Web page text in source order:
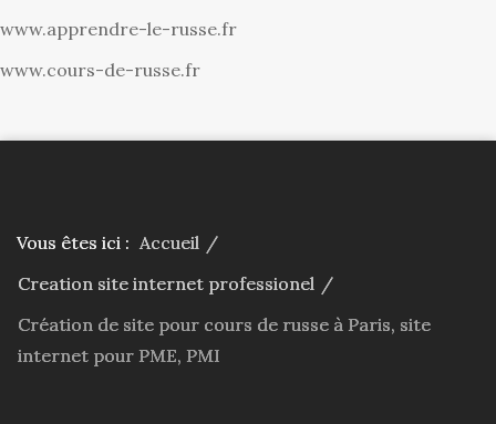
www.apprendre-le-russe.fr
www.cours-de-russe.fr
Vous êtes ici : Accueil /
Creation site internet professionel /
Création de site pour cours de russe à Paris, site
internet pour PME, PMI